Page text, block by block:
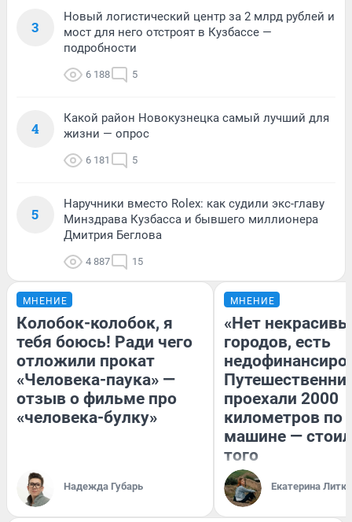
3
Новый логистический центр за 2 млрд рублей и
мост для него отстроят в Кузбассе —
подробности
6 188 5
4
Какой район Новокузнецка самый лучший для
жизни — опрос
6 181 5
5
Наручники вместо Rolex: как судили экс-главу
Минздрава Кузбасса и бывшего миллионера
Дмитрия Беглова
4 887 15
МНЕНИЕ
Колобок-колобок, я
тебя боюсь! Ради чего
отложили прокат
«Человека-паука» —
отзыв о фильме про
«человека-булку»
Надежда Губарь
МНЕНИЕ
«Нет
городов, есть
проехали 2000
километров по
машине —
того
Екатерина